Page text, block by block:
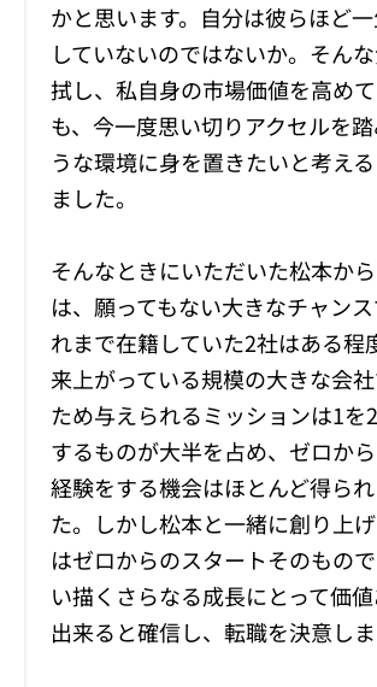
かと思います。自分は彼らほど
していないのではないか。そん
拭し、私自身の市場価値を高め
も、今一度思い切りアクセルを
うな環境に身を置きたいと考え
ました。
そんなときにいただいた松本か
は、願ってもない大きなチャン
れまで在籍していた2社はある程
来上がっている規模の大きな会
ため与えられるミッションは1を
するものが大半を占め、ゼロか
経験をする機会はほとんど得ら
た。しかし松本と一緒に創り上
はゼロからのスタートそのもの
い描くさらなる成長にとって価
出来ると確信し、転職を決意しま